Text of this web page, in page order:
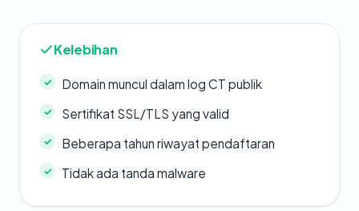
Kelebihan
Domain muncul dalam log CT publik
Sertifikat SSL/TLS yang valid
Beberapa tahun riwayat pendaftaran
Tidak ada tanda malware